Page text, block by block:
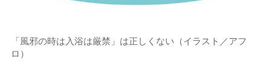
「風邪の時は入浴は厳禁」は正しくない（イラスト／アフ
ロ）